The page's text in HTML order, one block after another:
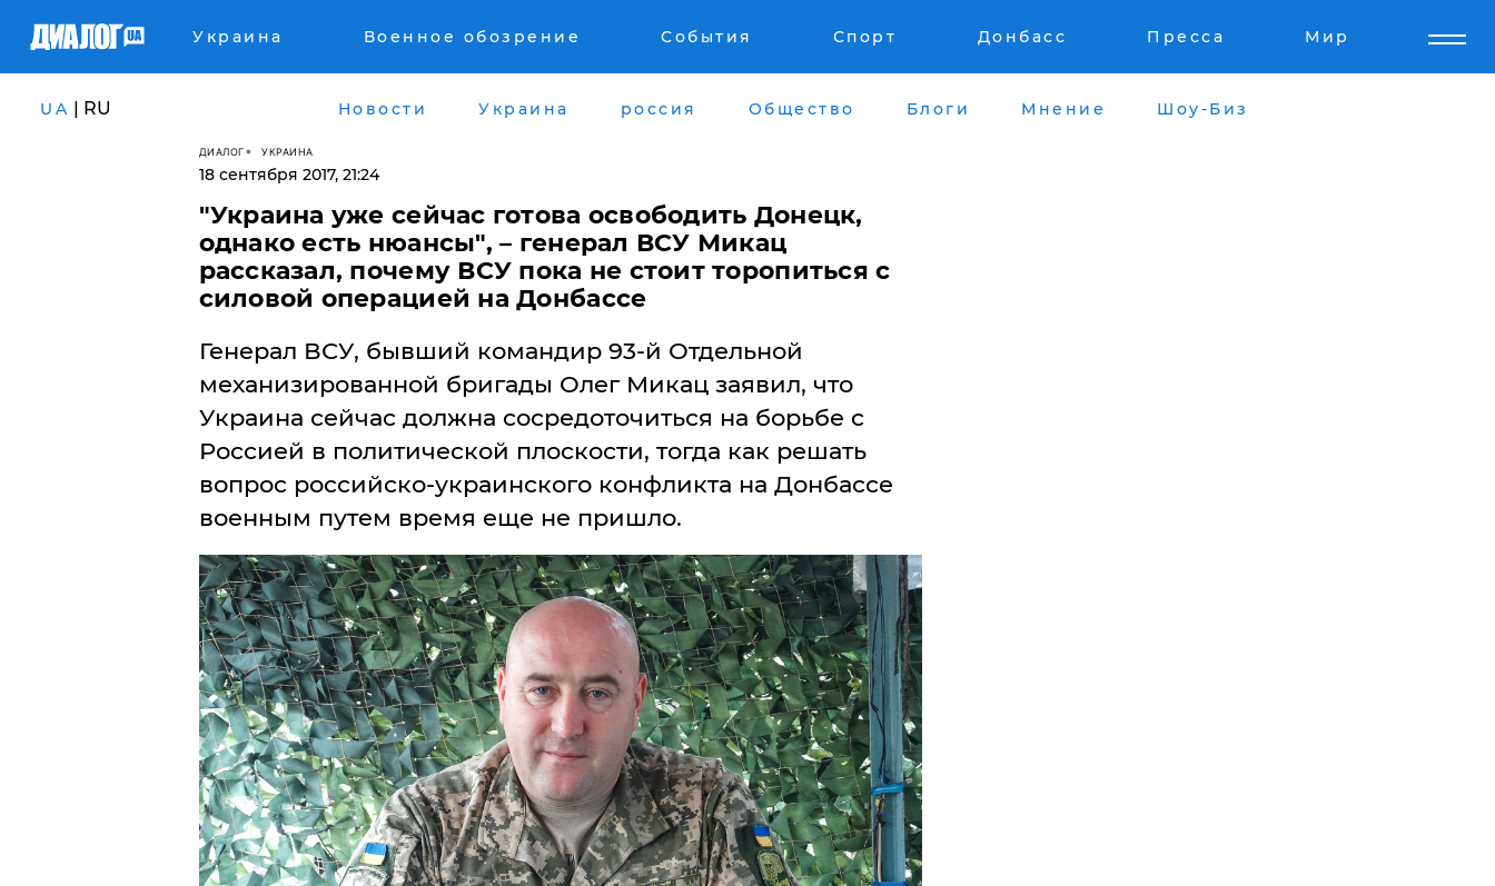
Украина Военное обозрение События Спорт Донбасс Пресса Мир
UA | RU Новости Украина россия Общество Блоги Мнение Шоу-Биз
ДИАЛОГ УКРАИНА
18 сентября 2017, 21:24
"Украина уже сейчас готова освободить Донецк,
однако есть нюансы", – генерал ВСУ Микац
рассказал, почему ВСУ пока не стоит торопиться с
силовой операцией на Донбассе
Генерал ВСУ, бывший командир 93-й Отдельной
механизированной бригады Олег Микац заявил, что
Украина сейчас должна сосредоточиться на борьбе с
Россией в политической плоскости, тогда как решать
вопрос российско-украинского конфликта на Донбассе
военным путем время еще не пришло.